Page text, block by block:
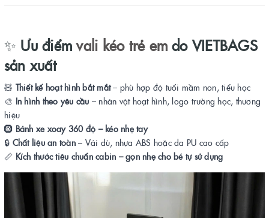
✨ Ưu điểmvali kéo trẻ emdo VIETBAGS
sản xuất
🧸 Thiết kế hoạt hình bắt mắt– phù hợp độ tuổi mầm non, tiểu học
🎨 In hình theo yêu cầu – nhân vật hoạt hình, logo trường học, thương
hiệu
🛞 Bánh xe xoay 360 độ – kéo nhẹ tay
🔒 Chất liệu an toàn– Vải dù, nhựa ABS hoặc da PU cao cấp
📏 Kích thước tiêu chuẩn cabin – gọn nhẹ cho bé tự sử dụng